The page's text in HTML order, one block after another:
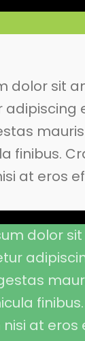
dolor sit
finibus.
at eros
dolor
at eros